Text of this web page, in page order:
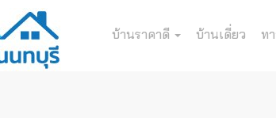
บ้านราคาดี บ้านเดี่ยว ท